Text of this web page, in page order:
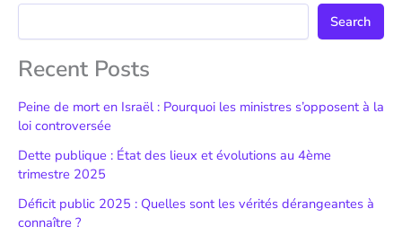
Search
Recent Posts
Peine de mort en Israël : Pourquoi les ministres s’opposent à la
loi controversée
Dette publique : État des lieux et évolutions au 4ème
trimestre 2025
Déficit public 2025 : Quelles sont les vérités dérangeantes à
connaître ?